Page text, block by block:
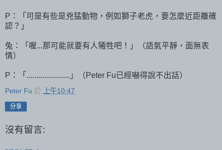
P：「可是有些是兇猛動物，例如獅子老虎，要怎麼近距離確
認？」
兔：「喔...那可能就要有人犧牲吧！」（語氣平靜，面無表
情）
P：「......................」（Peter Fu已經嚇得說不出話）
Peter Fu 於 上午10:47
分享
沒有留言: